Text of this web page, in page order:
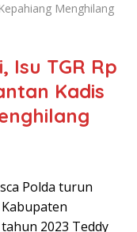
Menghilang
Isu TGR Rp
Kadis
Polda turun
2023 Teddy